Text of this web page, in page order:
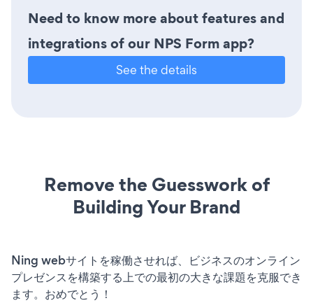
Need to know more about features and
integrations of our NPS Form app?
See the details
Remove the Guesswork of
Building Your Brand
Ning webサイトを稼働させれば、ビジネスのオンライン
プレゼンスを構築する上での最初の大きな課題を克服でき
ます。おめでとう！